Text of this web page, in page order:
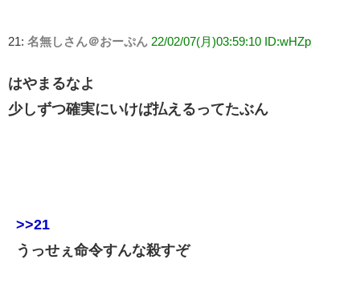
21: 名無しさん＠おーぷん 22/02/07(月)03:59:10 ID:wHZp
はやまるなよ
少しずつ確実にいけば払えるってたぶん
>>21
うっせぇ命令すんな殺すぞ